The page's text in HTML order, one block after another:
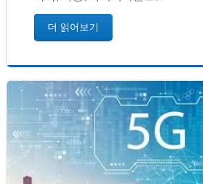
더 읽어보기